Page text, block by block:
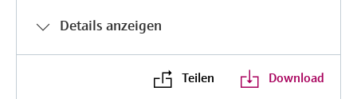
Details anzeigen
Teilen Download